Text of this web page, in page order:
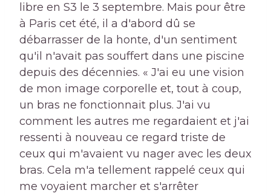
libre en S3 le 3 septembre. Mais pour être
à Paris cet été, il a d'abord dû se
débarrasser de la honte, d'un sentiment
qu'il n'avait pas souffert dans une piscine
depuis des décennies. « J'ai eu une vision
de mon image corporelle et, tout à coup,
un bras ne fonctionnait plus. J'ai vu
comment les autres me regardaient et j'ai
ressenti à nouveau ce regard triste de
ceux qui m'avaient vu nager avec les deux
bras. Cela m'a tellement rappelé ceux qui
me voyaient marcher et s'arrêter